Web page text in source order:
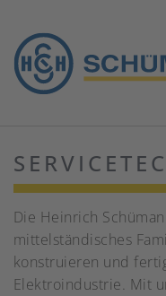
Die Heinrich
mittelständisches
konstruieren und
Elektroindustrie. Mit